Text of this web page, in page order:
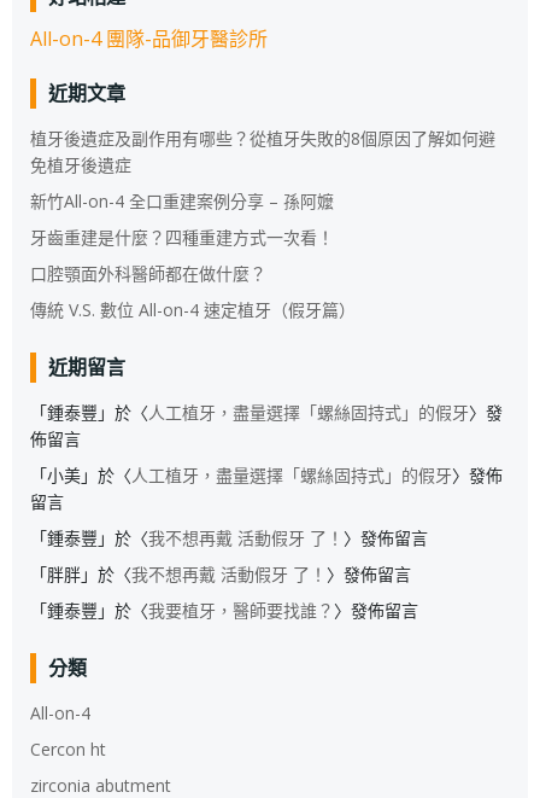
All-on-4 團隊-品御牙醫診所
近期文章
植牙後遺症及副作用有哪些？從植牙失敗的8個原因了解如何避
免植牙後遺症
新竹All-on-4 全口重建案例分享 – 孫阿嬤
牙齒重建是什麼？四種重建方式一次看！
口腔顎面外科醫師都在做什麼？
傳統 V.S. 數位 All-on-4 速定植牙（假牙篇）
近期留言
「鍾泰豐 」於〈人工植牙，盡量選擇「螺絲固持式」的假牙〉發
佈留言
「小美」於〈人工植牙，盡量選擇「螺絲固持式」的假牙〉發佈
留言
「鍾泰豐 」於〈我不想再戴 活動假牙 了！ 〉發佈留言
「胖胖」於〈我不想再戴 活動假牙 了！ 〉發佈留言
「鍾泰豐 」於〈我要植牙，醫師要找誰？ 〉發佈留言
分類
All-on-4
Cercon ht
zirconia abutment